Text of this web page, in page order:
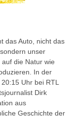
das Auto, nicht das
unser
die Natur wie
In der
Uhr bei RTL
Dirk
aus
Geschichte der